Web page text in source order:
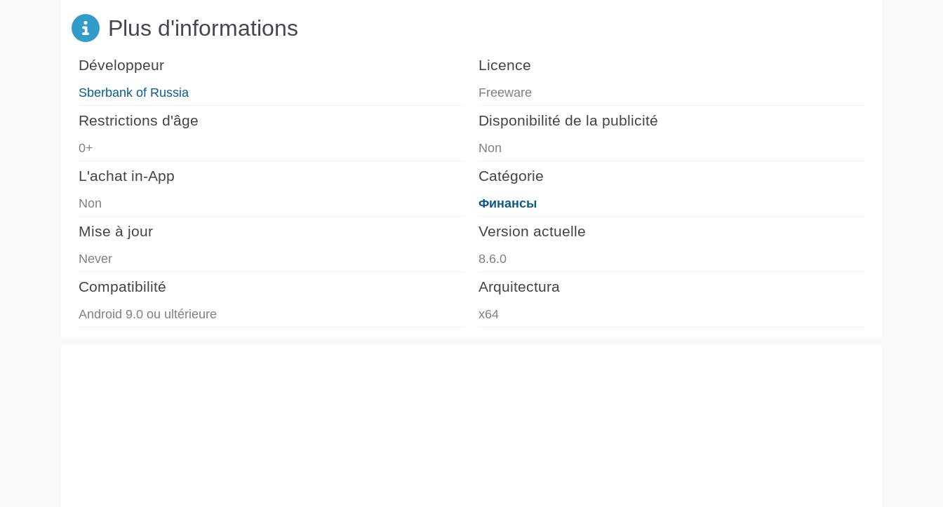
Plus d'informations
Développeur
Sberbank of Russia
Licence
Freeware
Restrictions d'âge
0+
Disponibilité de la publicité
Non
L'achat in-App
Non
Catégorie
Финансы
Mise à jour
Never
Version actuelle
8.6.0
Compatibilité
Android 9.0 ou ultérieure
Arquitectura
x64